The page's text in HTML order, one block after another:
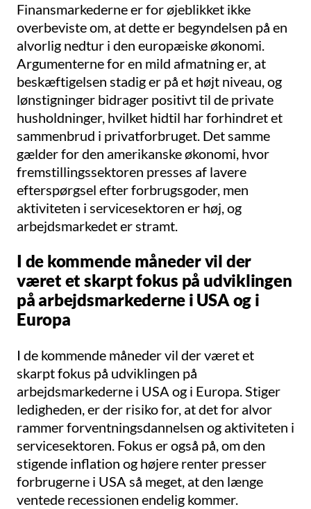
Finansmarkederne er for øjeblikket ikke
overbeviste om, at dette er begyndelsen på en
alvorlig nedtur i den europæiske økonomi.
Argumenterne for en mild afmatning er, at
beskæftigelsen stadig er på et højt niveau, og
lønstigninger bidrager positivt til de private
husholdninger, hvilket hidtil har forhindret et
sammenbrud i privatforbruget. Det samme
gælder for den amerikanske økonomi, hvor
fremstillingssektoren presses af lavere
efterspørgsel efter forbrugsgoder, men
aktiviteten i servicesektoren er høj, og
arbejdsmarkedet er stramt.
I de kommende måneder vil der
været et skarpt fokus på udviklingen
på arbejdsmarkederne i USA og i
Europa
I de kommende måneder vil der været et
skarpt fokus på udviklingen på
arbejdsmarkederne i USA og i Europa. Stiger
ledigheden, er der risiko for, at det for alvor
rammer forventningsdannelsen og aktiviteten i
servicesektoren. Fokus er også på, om den
stigende inflation og højere renter presser
forbrugerne i USA så meget, at den længe
ventede recessionen endelig kommer.